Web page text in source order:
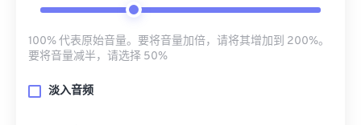
100% 代表原始音量。要将音量加倍，请将其增加到 200%。
要将音量减半，请选择 50%
淡入音频